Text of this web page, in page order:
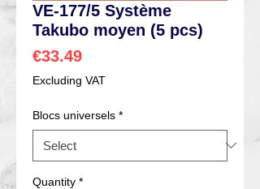
VE-177/5 Système
Takubo moyen (5 pcs)
€33.49Price
Excluding VAT
Blocs universels *
Quantity *